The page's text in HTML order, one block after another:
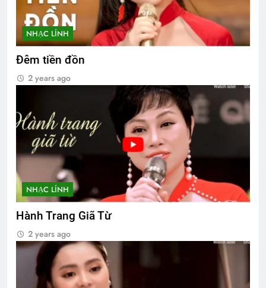
NHẠC LÍNH
Đêm tiền đồn
2 years ago
NHẠC LÍNH
Hành Trang Giã Từ
2 years ago